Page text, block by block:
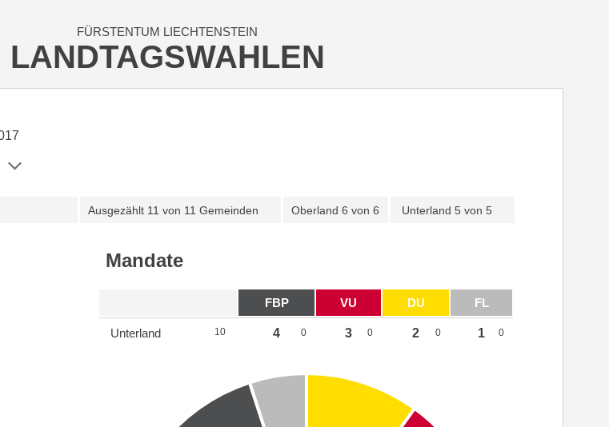
FÜRSTENTUM LIECHTENSTEIN
LANDTAGSWAHLEN
Ausgezählt 11 von 11 Gemeinden Oberland 6 von 6 Unterland 5 von 5
Mandate
FBP VU DU FL
Unterland 10 4 0 3 0 2 0 1 0